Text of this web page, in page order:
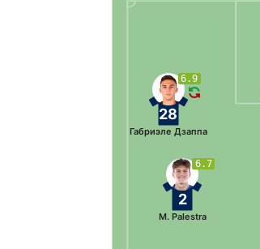
6.9
28
Габриэле Дзаппа
6.7
2
M. Palestra